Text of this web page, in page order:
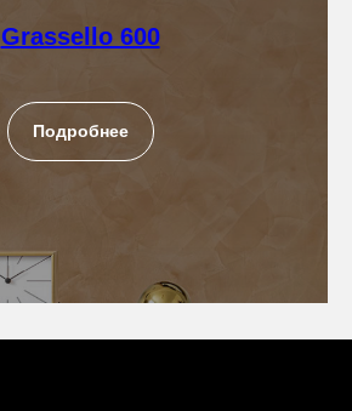
Grassello 600
Подробнее